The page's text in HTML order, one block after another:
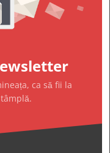
ca să fii la